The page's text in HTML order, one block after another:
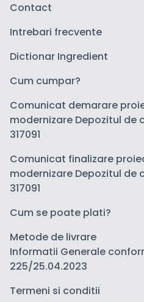
Contact
Intrebari frecvente
Dictionar Ingredient
Cum cumpar?
Comunicat demarare
modernizare Depozitul de
317091
Comunicat finalizare
modernizare Depozitul de
317091
Cum se poate plati?
Metode de livrare
Informatii Generale
225/25.04.2023
Termeni si conditii